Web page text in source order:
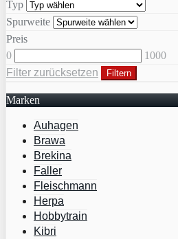
Typ
Spurweite
Preis
0
1000
Filter zurücksetzen
Filtern
Marken
Auhagen
Brawa
Brekina
Faller
Fleischmann
Herpa
Hobbytrain
Kibri